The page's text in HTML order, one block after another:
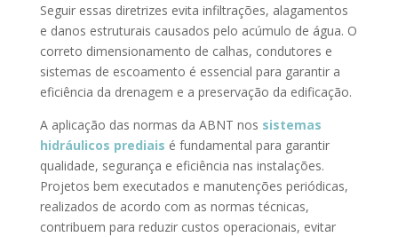
Seguir essas diretrizes evita infiltrações, alagamentos
e danos estruturais causados pelo acúmulo de água. O
correto dimensionamento de calhas, condutores e
sistemas de escoamento é essencial para garantir a
eficiência da drenagem e a preservação da edificação.
A aplicação das normas da ABNT nos sistemas
hidráulicos prediais é fundamental para garantir
qualidade, segurança e eficiência nas instalações.
Projetos bem executados e manutenções periódicas,
realizados de acordo com as normas técnicas,
contribuem para reduzir custos operacionais, evitar